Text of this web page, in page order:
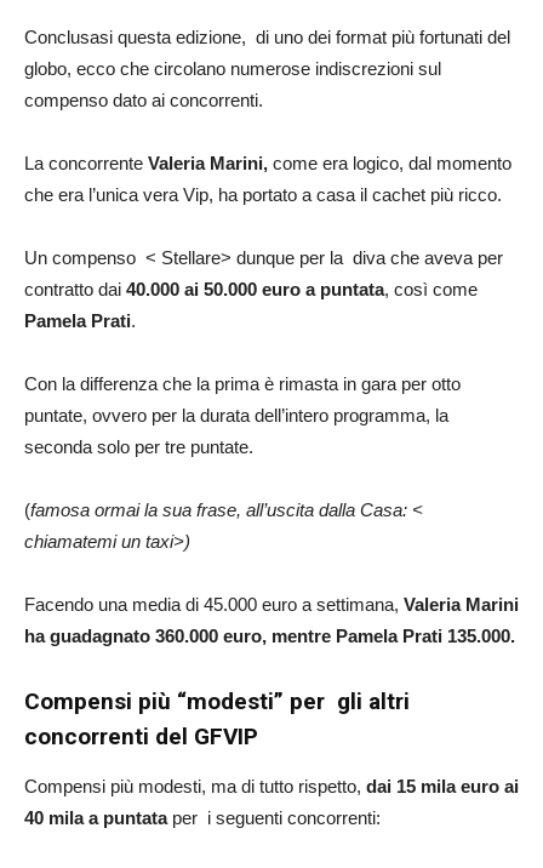
Conclusasi questa edizione, di uno dei format più fortunati del
globo, ecco che circolano numerose indiscrezioni sul
compenso dato ai concorrenti.
La concorrente Valeria Marini, come era logico, dal momento
che era l’unica vera Vip, ha portato a casa il cachet più ricco.
Un compenso < Stellare> dunque per la diva che aveva per
contratto dai 40.000 ai 50.000 euro a puntata, così come
Pamela Prati.
Con la differenza che la prima è rimasta in gara per otto
puntate, ovvero per la durata dell’intero programma, la
seconda solo per tre puntate.
(famosa ormai la sua frase, all’uscita dalla Casa: <
chiamatemi un taxi>)
Facendo una media di 45.000 euro a settimana, Valeria Marini
ha guadagnato 360.000 euro, mentre Pamela Prati 135.000.
Compensi più “modesti” per gli altri
concorrenti del GFVIP
Compensi più modesti, ma di tutto rispetto, dai 15 mila euro ai
40 mila a puntata per i seguenti concorrenti: